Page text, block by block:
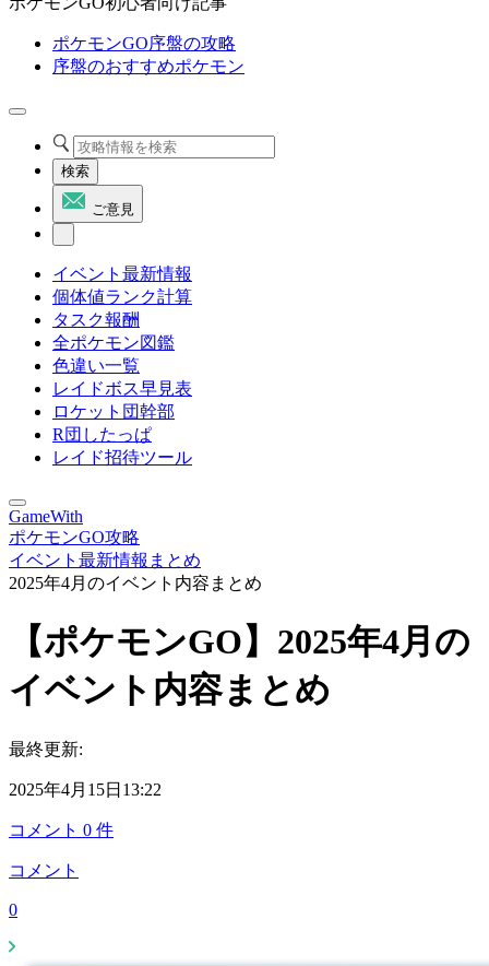
ポケモンGO序盤の攻略
序盤のおすすめポケモン
検索
ご意見
イベント最新情報
個体値ランク計算
タスク報酬
全ポケモン図鑑
色違い一覧
レイドボス早見表
ロケット団幹部
R団したっぱ
レイド招待ツール
GameWith
ポケモンGO攻略
イベント最新情報まとめ
2025年4月のイベント内容まとめ
【ポケモンGO】2025年4月の
イベント内容まとめ
最終更新:
2025年4月15日13:22
コメント 0 件
コメント
0